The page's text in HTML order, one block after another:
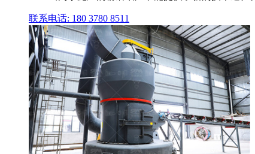
联系电话: 180 3780 8511